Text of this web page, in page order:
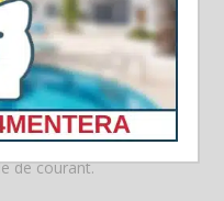
en fin de
toujours
panne ait
habitants
de basse
de courant.